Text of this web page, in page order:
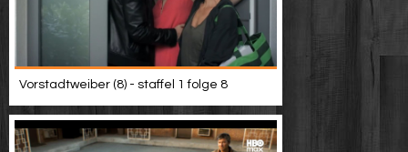
Vorstadtweiber (8) - staffel 1 folge 8